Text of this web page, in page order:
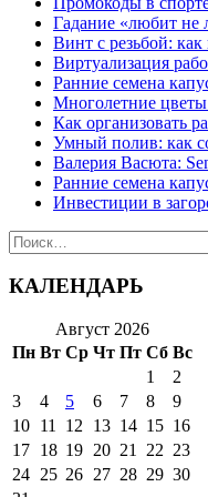
Гадание «любит не
Винт с резьбой:
Виртуализация
Ранние семена
Многолетние цветы
Как организовать
Умный полив: как
Валерия Васюта:
Ранние семена
Инвестиции в
Найти:
КАЛЕНДАРЬ
Август 2026
Пн Вт Ср Чт Пт Сб Вс
1
2
3
4 5 6 7 8
9
10 11 12 13 14 15 16
17 18 19 20 21 22 23
24 25 26 27 28 29 30